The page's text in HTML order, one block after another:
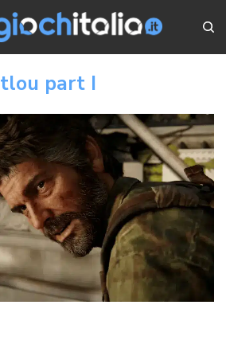
tlou part I